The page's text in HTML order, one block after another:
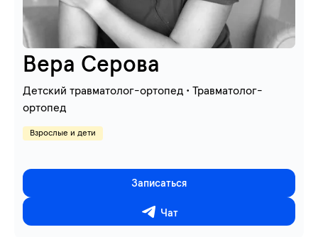
Вера Серова
Детский травматолог-ортопед • Травматолог-
ортопед
Взрослые и дети
Записаться
Чат